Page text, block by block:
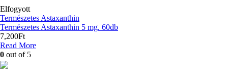
Elfogyott
Természetes Astaxanthin
Természetes Astaxanthin 5 mg. 60db
7,200Ft
Read More
0 out of 5